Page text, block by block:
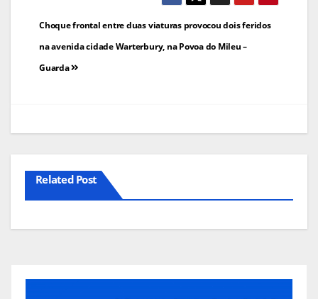
Navegação
de
artigos
Choque frontal entre duas viaturas provocou dois feridos
na avenida cidade Warterbury, na Povoa do Mileu –
Guarda
Related Post